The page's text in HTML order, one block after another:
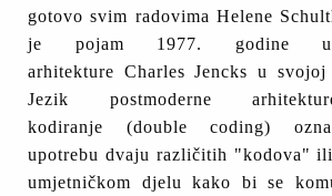
gotovo svim radovima Helene
je pojam 1977. godine
arhitekture Charles Jencks u
Jezik postmoderne
kodiranje (double coding)
upotrebu dvaju različitih "kodova"
umjetničkom djelu kako bi se